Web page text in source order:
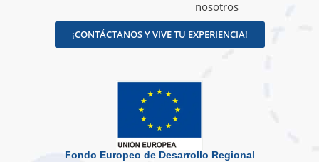
nosotros
¡CONTÁCTANOS Y VIVE TU EXPERIENCIA!
Fondo Europeo de Desarrollo Regional